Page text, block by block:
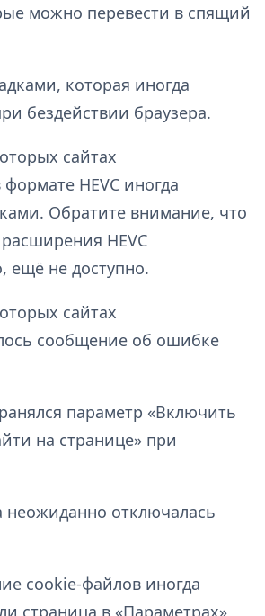
можно перевести в спящий
которая иногда
бездействии браузера.
сайтах
HEVC иногда
Обратите внимание, что
HEVC
ещё не доступно.
сайтах
сообщение об ошибке
параметр «Включить
на странице» при
неожиданно отключалась
cookie-файлов иногда
страница в «Параметрах»